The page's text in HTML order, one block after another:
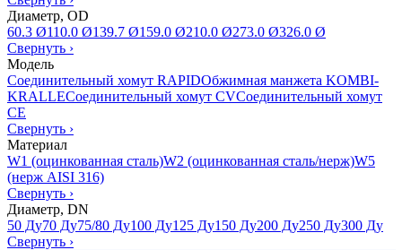
Диаметр, OD
60.3 Ø110.0 Ø139.7 Ø159.0 Ø210.0 Ø273.0 Ø326.0 Ø
Свернуть ›
Модель
Соединительный хомут RAPIDОбжимная манжета KOMBI-
KRALLEСоединительный хомут CVСоединительный хомут
CE
Свернуть ›
Материал
W1 (оцинкованная сталь)W2 (оцинкованная сталь/нерж)W5
(нерж AISI 316)
Свернуть ›
Диаметр, DN
50 Ду70 Ду75/80 Ду100 Ду125 Ду150 Ду200 Ду250 Ду300 Ду
Свернуть ›